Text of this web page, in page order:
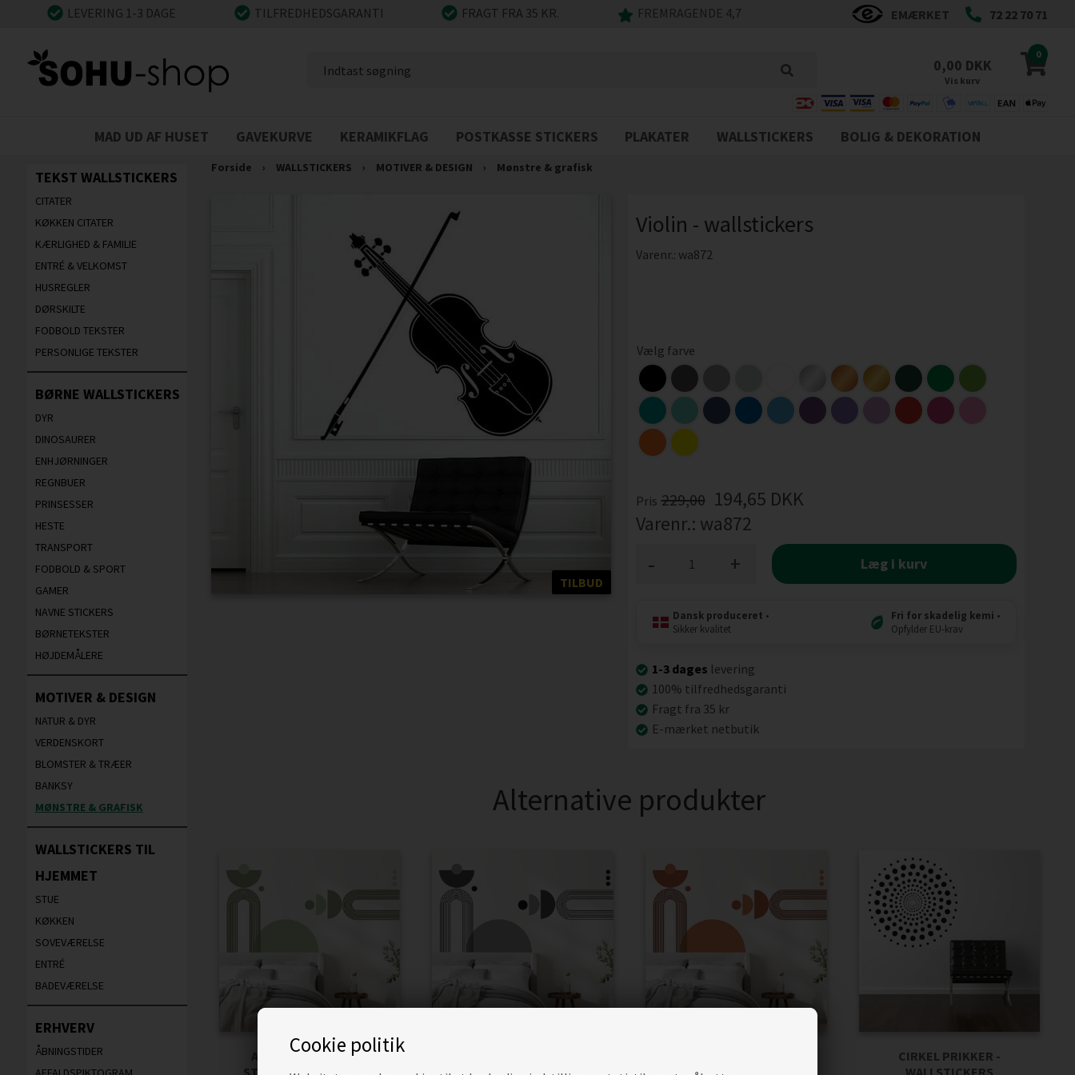
Cookie politik
LEVERING 1-3 DAGE TILFREDHEDSGARANTI FRAGT FRA 35 KR. FREMRAGENDE 4,7 EMÆRKET 72 22 70 71
0
0,00 DKK
Vis kurv
MAD UD AF HUSET GAVEKURVE KERAMIKFLAG POSTKASSE STICKERS PLAKATER WALLSTICKERS BOLIG & DEKORATION
TEKST WALLSTICKERS
CITATER
KØKKEN CITATER
KÆRLIGHED & FAMILIE
ENTRÉ & VELKOMST
HUSREGLER
DØRSKILTE
FODBOLD TEKSTER
PERSONLIGE TEKSTER
BØRNE WALLSTICKERS
DYR
DINOSAURER
ENHJØRNINGER
REGNBUER
PRINSESSER
HESTE
TRANSPORT
FODBOLD & SPORT
GAMER
NAVNE STICKERS
BØRNETEKSTER
HØJDEMÅLERE
MOTIVER & DESIGN
NATUR & DYR
VERDENSKORT
BLOMSTER & TRÆER
BANKSY
MØNSTRE & GRAFISK
WALLSTICKERS TIL
HJEMMET
STUE
KØKKEN
SOVEVÆRELSE
ENTRÉ
BADEVÆRELSE
ERHVERV
ÅBNINGSTIDER
Forside › WALLSTICKERS › MOTIVER & DESIGN › Mønstre & grafisk
TILBUD
Violin - wallstickers
Varenr.: wa872
Vælg farve
Pris 229,00 194,65 DKK
Varenr.: wa872
+
- Læg i kurv
Dansk produceret •
Sikker kvalitet
Fri for skadelig kemi •
Opfylder EU-krav
1-3 dages levering
100% tilfredhedsgaranti
Fragt fra 35 kr
E-mærket netbutik
Alternative produkter
ABSTRAKT FORM OG
STREGKUNST GRØNNE
STREGKUNST GRÅ NUANCER
STREGKUNST RØDBRUN
CIRKEL PRIKKER -
WALLSTICKERS